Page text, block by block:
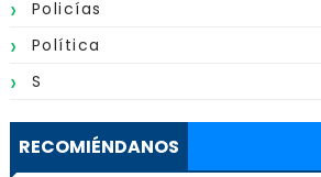
Policías
Política
S
RECOMIÉNDANOS